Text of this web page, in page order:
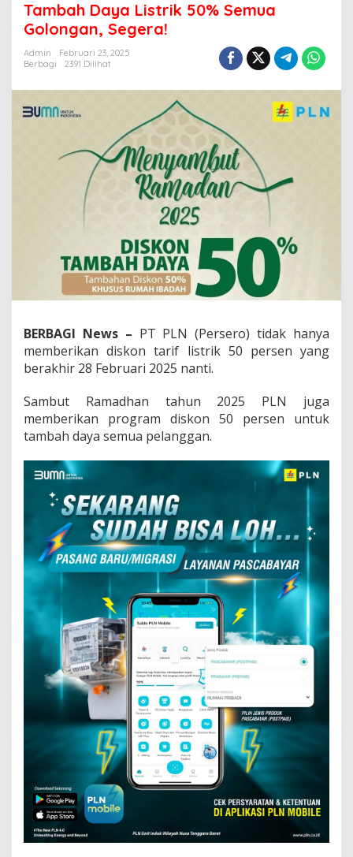
Tambah
Daya
Listrik
50%
Tambah Daya Listrik 50% Semua
Golongan, Segera!
Admin
Februari 23, 2025
Berbagi
2391 Dilihat
BERBAGI News – PT PLN (Persero) tidak hanya
memberikan diskon tarif listrik 50 persen yang
berakhir 28 Februari 2025 nanti.
Sambut Ramadhan tahun 2025 PLN juga
memberikan program diskon 50 persen untuk
tambah daya semua pelanggan.